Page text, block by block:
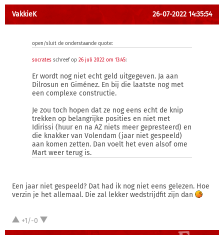
VakkieK 26-07-2022 14:35:54
open/sluit de onderstaande quote:
socrates schreef op 26 juli 2022 om 13:45:
Er wordt nog niet echt geld uitgegeven. Ja aan
Dilrosun en Giménez. En bij die laatste nog met
een complexe constructie.
Je zou toch hopen dat ze nog eens echt de knip
trekken op belangrijke posities en niet met
Idirissi (huur en na AZ niets meer gepresteerd) en
die knakker van Volendam (jaar niet gespeeld)
aan komen zetten. Dan voelt het even alsof ome
Mart weer terug is.
Een jaar niet gespeeld? Dat had ik nog niet eens gelezen. Hoe
verzin je het allemaal. Die zal lekker wedstrijdfit zijn dan
+1/-0